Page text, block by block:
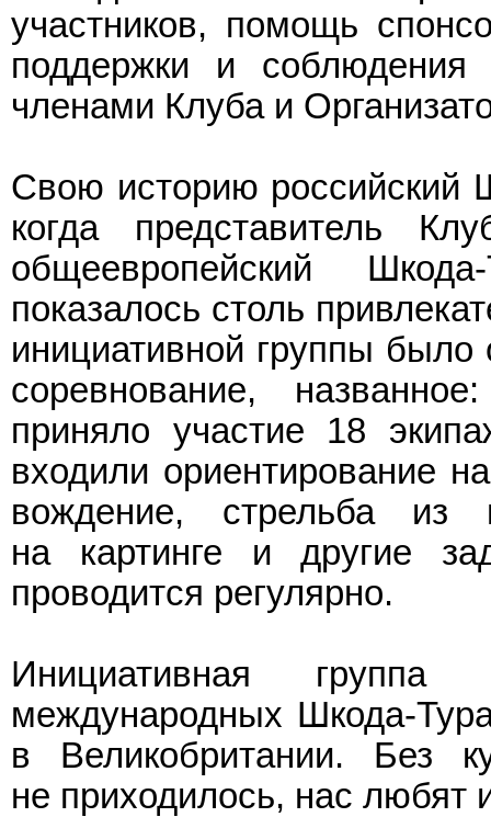
участников, помощь
поддержки и соблюдения
членами Клуба и
Свою историю российский
когда представитель
общеевропейский
показалось столь
инициативной группы было
соревнование,
приняло участие 18
входили ориентирование
вождение, стрельба из
на картинге и другие
проводится регулярно.
Инициативная
международных Шкода-
в Великобритании. Без
не приходилось, нас любят